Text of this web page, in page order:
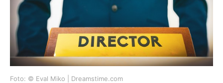
Foto: © Eval Miko | Dreamstime.com